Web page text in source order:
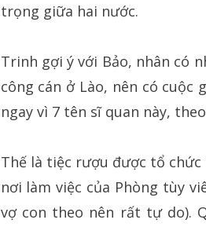
trọng giữa hai nước.
Trinh gợi ý với Bảo, nhân có
công cán ở Lào, nên có
ngay vì 7 tên sĩ quan này,
Thế là tiệc rượu được tổ
nơi làm việc của Phòng tùy
vợ con theo nên rất tự do).